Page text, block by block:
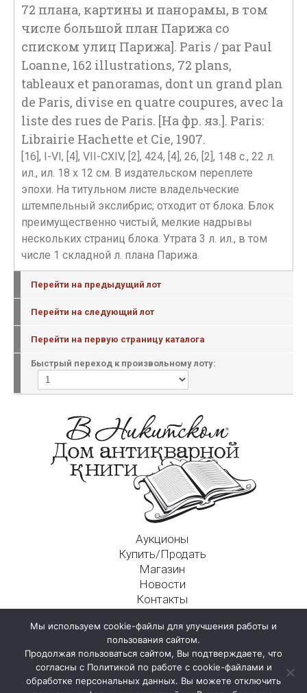
72 плана, картины и панорамы, в том
числе большой план Парижа со
списком улиц Парижа]. Paris / par Paul
Loanne, 162 illustrations, 72 plans,
tableaux et panoramas, dont un grand plan
de Paris, divise en quatre coupures, avec la
liste des rues de Paris. [На фр. яз.]. Paris:
Librairie Hachette et Cie, 1907.
[16], I-VI, [4], VII-CXIV, [2], 424, [4], 26, [2], 148 с., 22 л.
ил., ил. 18 х 12 см. В издательском переплете
эпохи. На титульном листе владельческие
штемпельный экслибрис; отходит от блока. Блок
преимущественно чистый, мелкие надрывы
нескольких страниц блока. Утрата 3 л. ил., в том
числе 1 складной л. плана Парижа.
Перейти на предыдущий лот
Перейти на следующий лот
Перейти на первую страницу каталога
Быстрый переход к произвольному лоту:
Аукционы
Купить/Продать
Магазин
Новости
Контакты
125009, г. Москва, Никитский пер., д. 4а, стр. 1
Мы используем cookie-файлы для улучшения работы и
пользования сайтом.
Продолжая пользоваться сайтом, Вы подтверждаете, что
согласны с Политикой по работе с cookie-файлами и
обработке персональных данных. Вы можете отключить